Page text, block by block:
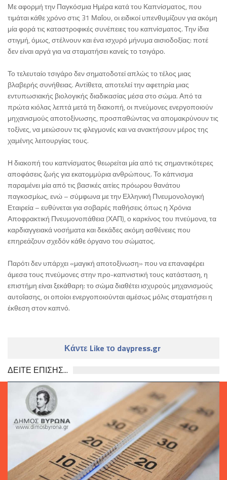
Με αφορμή την Παγκόσμια Ημέρα κατά του Καπνίσματος, που
τιμάται κάθε χρόνο στις 31 Μαΐου, οι ειδικοί υπενθυμίζουν για ακόμη
μία φορά τις καταστροφικές συνέπειες του καπνίσματος. Την ίδια
στιγμή, όμως, στέλνουν και ένα ισχυρό μήνυμα αισιοδοξίας: ποτέ
δεν είναι αργά για να σταματήσει κανείς το τσιγάρο.
Το τελευταίο τσιγάρο δεν σηματοδοτεί απλώς το τέλος μιας
βλαβερής συνήθειας. Αντίθετα, αποτελεί την αφετηρία μιας
εντυπωσιακής βιολογικής διαδικασίας μέσα στο σώμα. Από τα
πρώτα κιόλας λεπτά μετά τη διακοπή, οι πνεύμονες ενεργοποιούν
μηχανισμούς αποτοξίνωσης, προσπαθώντας να απομακρύνουν τις
τοξίνες, να μειώσουν τις φλεγμονές και να ανακτήσουν μέρος της
χαμένης λειτουργίας τους.
Η διακοπή του καπνίσματος θεωρείται μία από τις σημαντικότερες
αποφάσεις ζωής για εκατομμύρια ανθρώπους. Το κάπνισμα
παραμένει μία από τις βασικές αιτίες πρόωρου θανάτου
παγκοσμίως, ενώ – σύμφωνα με την Ελληνική Πνευμονολογική
Εταιρεία – ευθύνεται για σοβαρές παθήσεις όπως η Χρόνια
Αποφρακτική Πνευμονοπάθεια (ΧΑΠ), ο καρκίνος του πνεύμονα, τα
καρδιαγγειακά νοσήματα και δεκάδες ακόμη ασθένειες που
επηρεάζουν σχεδόν κάθε όργανο του σώματος.
Παρότι δεν υπάρχει «μαγική αποτοξίνωση» που να επαναφέρει
άμεσα τους πνεύμονες στην προ-καπνιστική τους κατάσταση, η
επιστήμη είναι ξεκάθαρη: το σώμα διαθέτει ισχυρούς μηχανισμούς
αυτοΐασης, οι οποίοι ενεργοποιούνται αμέσως μόλις σταματήσει η
έκθεση στον καπνό.
Κάντε Like το daypress.gr
ΔΕΙΤΕ ΕΠΙΣΗΣ...